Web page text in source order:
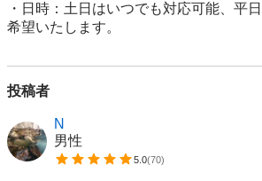
・日時：土日はいつでも対応可能、平
投稿者
N
男性
5.0(70)